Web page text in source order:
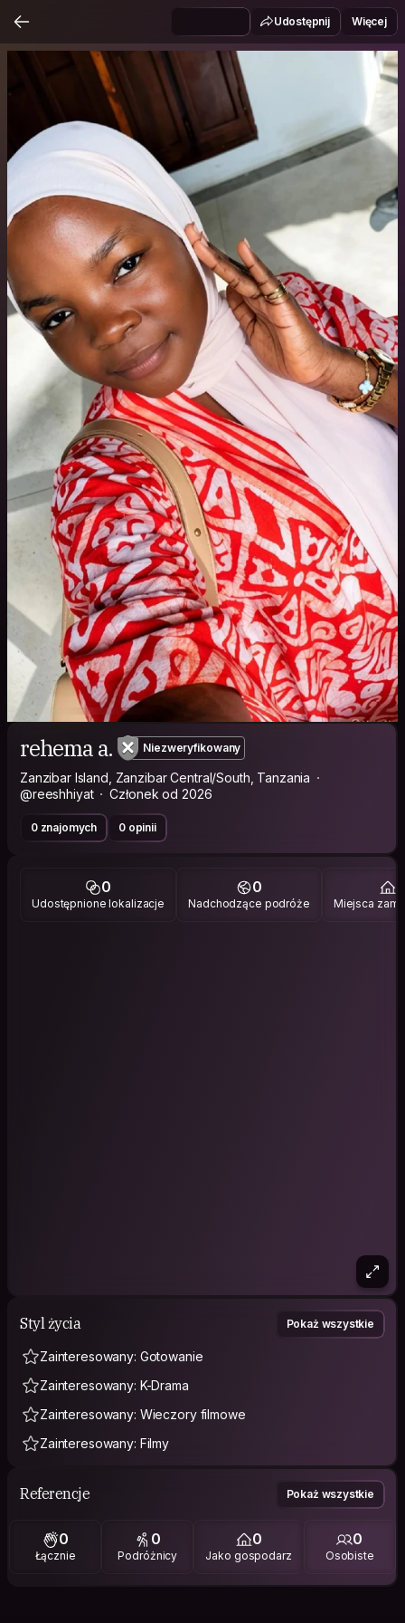
Udostępnij Więcej
rehema a. Niezweryfikowany
Zanzibar Island, Zanzibar Central/South, Tanzania
@reeshhiyat
Członek od 2026
0 znajomych 0 opinii
0
Udostępnione lokalizacje
0
Nadchodzące podróże Miejsca
Styl życia Pokaż wszystkie
Zainteresowany: Gotowanie
Zainteresowany: K-Drama
Zainteresowany: Wieczory filmowe
Zainteresowany: Filmy
Referencje Pokaż wszystkie
0
Łącznie
0
Podróżnicy
0
Jako gospodarz
0
Osobiste